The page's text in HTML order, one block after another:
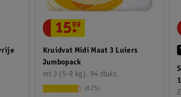
Kruidvat Midi Maat 3 Luiers
Jumbopack
mt 3 (5-9 kg), 94 stuks
15.
99
625